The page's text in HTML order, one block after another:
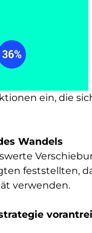
ein, die
Wandels
feststellten,
verwenden.